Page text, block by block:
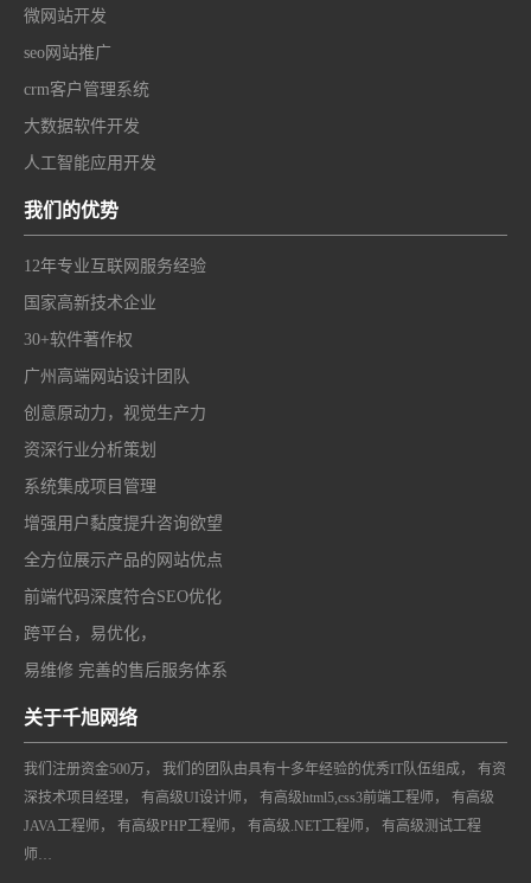
微网站开发
seo网站推广
crm客户管理系统
大数据软件开发
人工智能应用开发
我们的优势
12年专业互联网服务经验
国家高新技术企业
30+软件著作权
广州高端网站设计团队
创意原动力，视觉生产力
资深行业分析策划
系统集成项目管理
增强用户黏度提升咨询欲望
全方位展示产品的网站优点
前端代码深度符合SEO优化
跨平台，易优化，
易维修 完善的售后服务体系
关于千旭网络
我们注册资金500万， 我们的团队由具有十多年经验的优秀IT队伍组成， 有资
深技术项目经理， 有高级UI设计师， 有高级html5,css3前端工程师， 有高级
JAVA工程师， 有高级PHP工程师， 有高级.NET工程师， 有高级测试工程
师…